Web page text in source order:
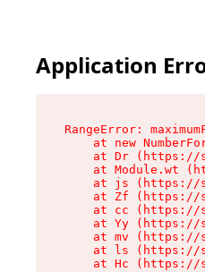
Application
RangeError:
at new
at Dr (https://
at Module.wt
at js (https://
at Zf (https://
at cc (https://
at Yy (https://
at mv (https://
at ls (https://
at Hc (https://